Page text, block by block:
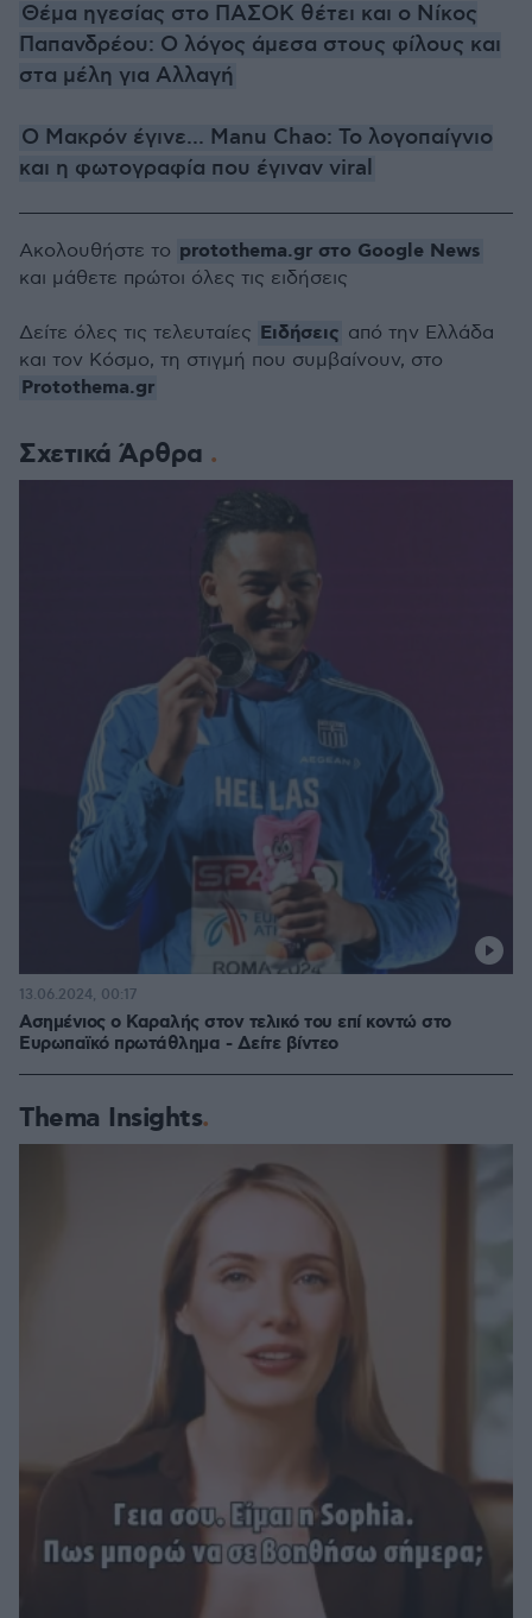
Θέμα ηγεσίας στο ΠΑΣΟΚ θέτει και ο Νίκος
Παπανδρέου: Ο λόγος άμεσα στους φίλους και
στα μέλη για Αλλαγή
Ο Μακρόν έγινε... Manu Chao: Το λογοπαίγνιο
και η φωτογραφία που έγιναν viral
Σχετικά Άρθρα
Ασημένιος ο Καραλής στον τελικό του επί κοντώ στο
Ευρωπαϊκό πρωτάθλημα - Δείτε βίντεο
13.06.2024, 00:17
Thema Insights
Ακολουθήστε το protothema.gr στο Google News
και μάθετε πρώτοι όλες τις ειδήσεις
Δείτε όλες τις τελευταίες Ειδήσεις από την Ελλάδα
και τον Κόσμο, τη στιγμή που συμβαίνουν, στο
Protothema.gr